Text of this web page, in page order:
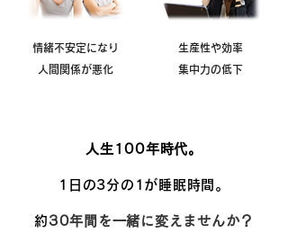
情緒不安定になり
人間関係が悪化
生産性や効率
集中力の低下
人生100年時代。
1日の3分の1が睡眠時間。
約 30年間を一緒に変えませんか？